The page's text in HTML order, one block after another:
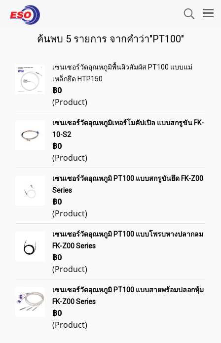
ค้นพบ 5 รายการ จากคำว่า"PT100"
เซนเซอร์วัดอุณหภูมิพื้นผิวสัมผัส PT100 แบบแม่
เหล็กยึด HTP150
฿0
(Product)
เซนเซอร์วัดอุณหภูมิเทอร์โมคัปเปิล แบบสกรูขัน FK-
10-S2
฿0
(Product)
เซนเซอร์วัดอุณหภูมิ PT100 แบบสกรูขันยึด FK-Z00
Series
฿0
(Product)
เซนเซอร์วัดอุณหภูมิ PT100 แบบโพรบหางปลากลม
FK-Z00 Series
฿0
(Product)
เซนเซอร์วัดอุณหภูมิ PT100 แบบสายพร้อมปลอกหุ้ม
FK-Z00 Series
฿0
(Product)